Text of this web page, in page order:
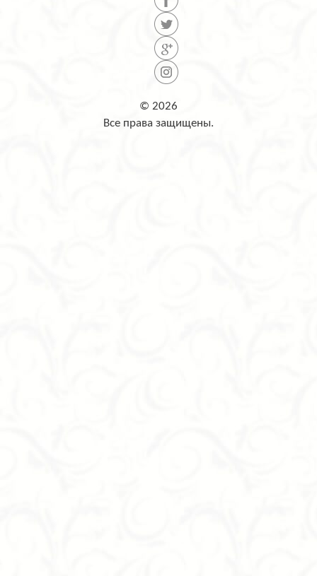
© 2026
Все права защищены.